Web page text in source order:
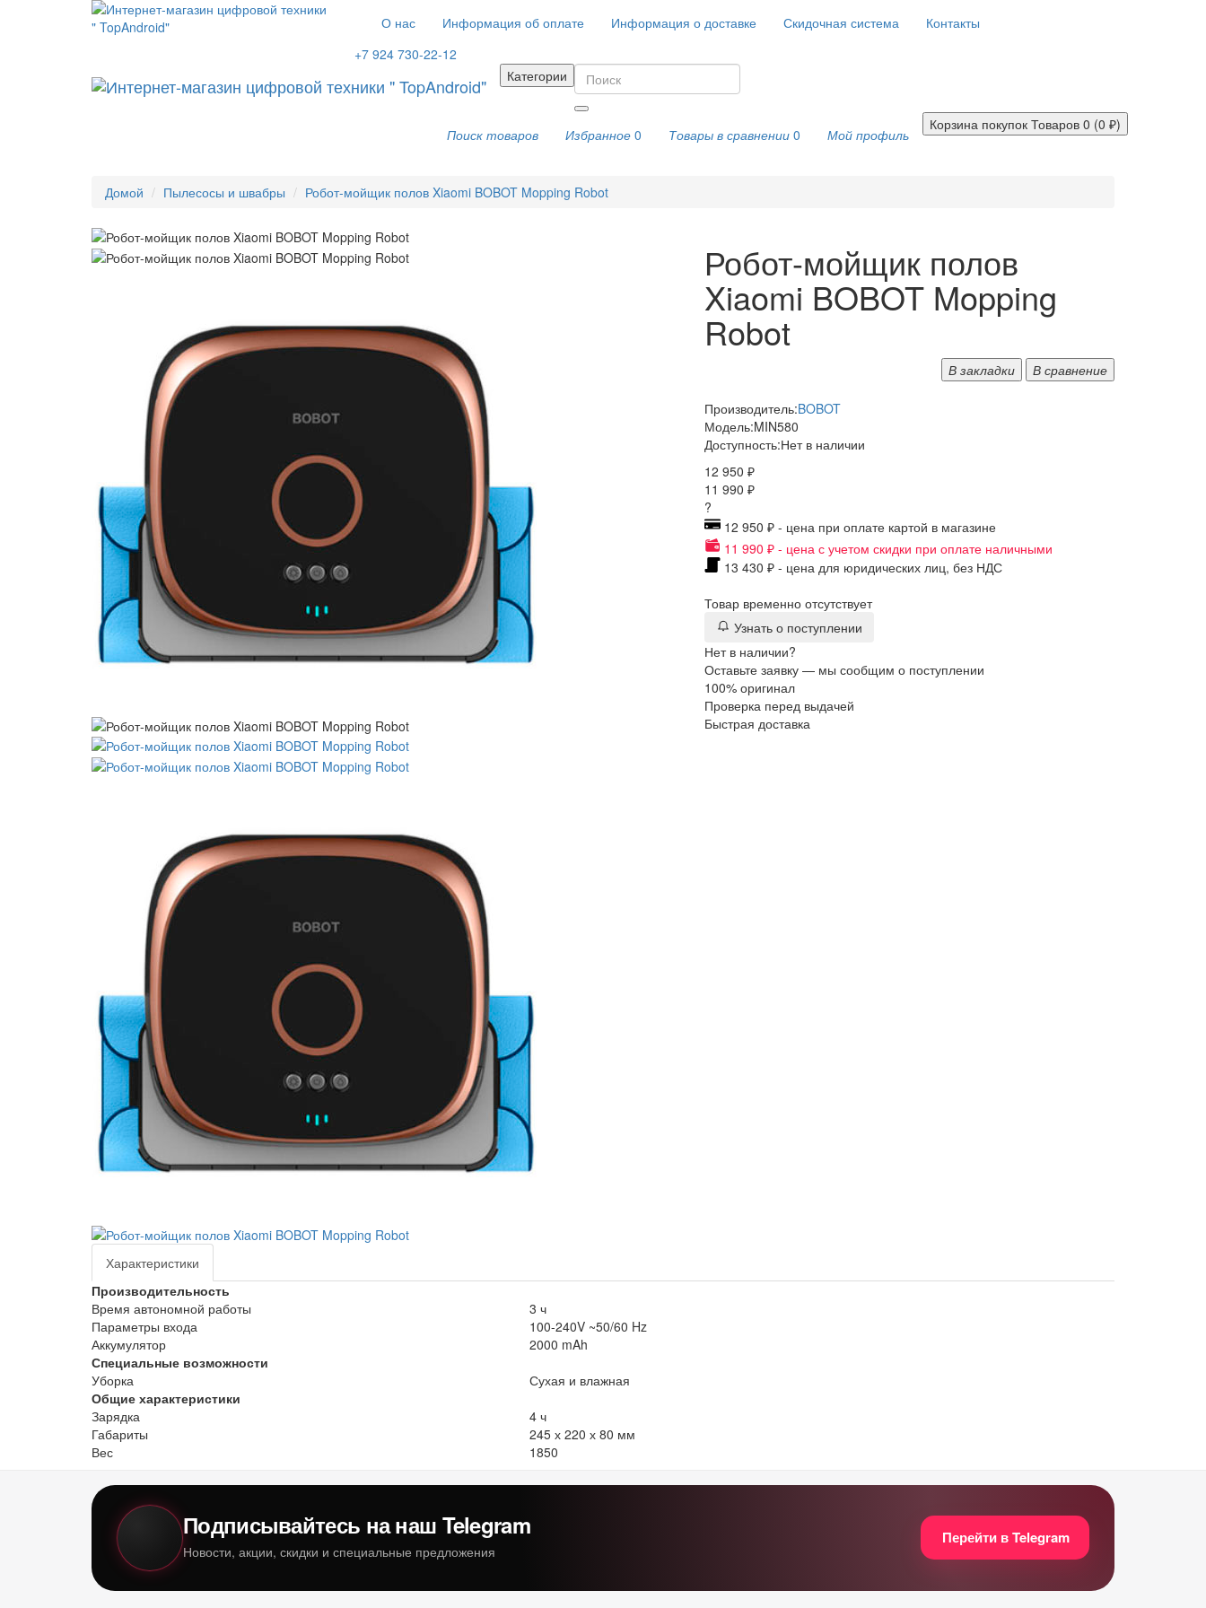
О нас Информация об оплате Информация о доставке Скидочная система
Контакты
+7 924 730-22-12
Категории
Поиск товаров Избранное 0 Товары в сравнении 0 Мой профиль
Корзина покупок Товаров 0 (0 ₽)
Домой Пылесосы и швабры Робот-мойщик полов Xiaomi BOBOT Mopping Robot
Робот-мойщик полов
Xiaomi BOBOT Mopping
Robot
В закладки В сравнение
Производитель:BOBOT
Модель:MIN580
Доступность:Нет в наличии
12 950 ₽
11 990 ₽
?
12 950 ₽ - цена при оплате картой в магазине
11 990 ₽ - цена с учетом скидки при оплате наличными
13 430 ₽ - цена для юридических лиц, без НДС
Товар временно отсутствует
Узнать о поступлении
Нет в наличии?
Оставьте заявку — мы сообщим о поступлении
100% оригинал
Проверка перед выдачей
Быстрая доставка
Характеристики
Производительность
Время автономной работы
3 ч
Параметры входа
100-240V ~50/60 Hz
Аккумулятор
2000 mAh
Специальные возможности
Уборка
Сухая и влажная
Общие характеристики
Зарядка
4 ч
Габариты
245 х 220 х 80 мм
Вес
1850
Подписывайтесь на наш Telegram
Новости, акции, скидки и специальные предложения
Перейти в Telegram